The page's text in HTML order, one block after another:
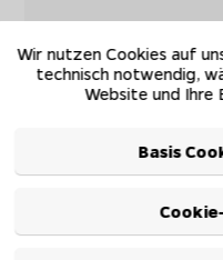
Wir nutzen Cookies auf
technisch notwendig,
Website und Ihre
Basis